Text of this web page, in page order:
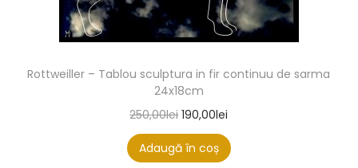
Rottweiller – Tablou sculptura in fir continuu de sarma
24x18cm
250,00lei 190,00lei
Adaugă în coș